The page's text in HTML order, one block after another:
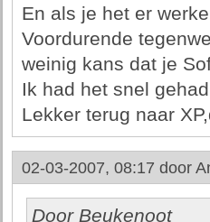
En als je het er
Voordurende
weinig kans dat je
Ik had het snel
Lekker terug naar
02-03-2007, 08:17 door
Door Beukenoot